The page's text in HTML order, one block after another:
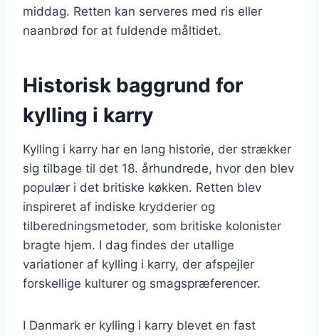
middag. Retten kan serveres med ris eller
naanbrød for at fuldende måltidet.
Historisk baggrund for
kylling i karry
Kylling i karry har en lang historie, der strækker
sig tilbage til det 18. århundrede, hvor den blev
populær i det britiske køkken. Retten blev
inspireret af indiske krydderier og
tilberedningsmetoder, som britiske kolonister
bragte hjem. I dag findes der utallige
variationer af kylling i karry, der afspejler
forskellige kulturer og smagspræferencer.
I Danmark er kylling i karry blevet en fast